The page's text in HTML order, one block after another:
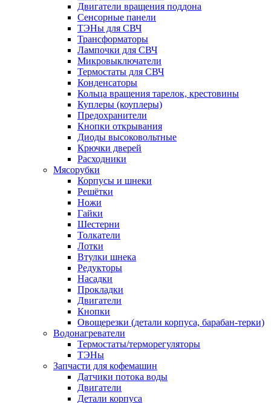
Двигатели вращения поддона
Сенсорные панели
ТЭНы для СВЧ
Трансформаторы
Лампочки для СВЧ
Микровыключатели
Термостаты для СВЧ
Конденсаторы
Кольца вращения тарелок, крестовины
Куплеры (коуплеры)
Предохранители
Кнопки открывания
Диоды высоковольтные
Крючки дверей
Расходники
Мясорубки
Корпусы и шнеки
Решётки
Ножи
Гайки
Шестерни
Толкатели
Лотки
Втулки шнека
Редукторы
Насадки
Прокладки
Двигатели
Кнопки
Овощерезки (детали корпуса, барабан-терки)
Водонагреватели
Термостаты/терморегуляторы
ТЭНы
Запчасти для кофемашин
Датчики потока воды
Двигатели
Детали корпуса